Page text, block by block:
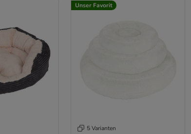
Unser Favorit
5 Varianten